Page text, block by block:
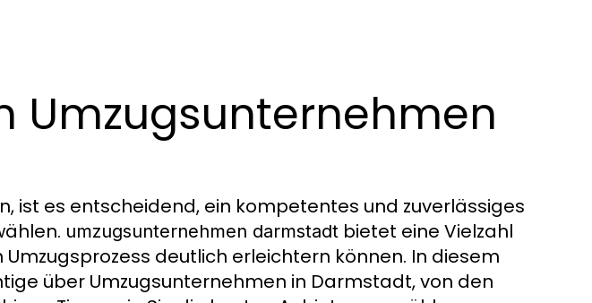
Umzugsunternehmen
ist es entscheidend, ein kompetentes und zuverlässiges
umzugsunternehmen darmstadt bietet eine Vielzahl
deutlich erleichtern können. In diesem
über Umzugsunternehmen in Darmstadt, von den